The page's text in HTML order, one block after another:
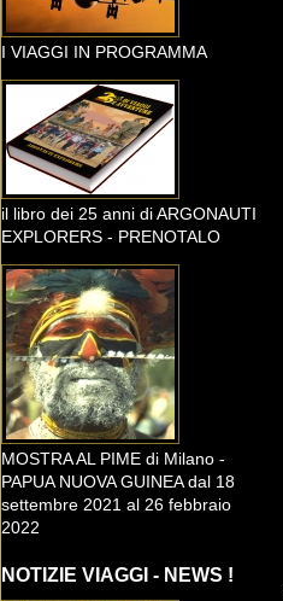
I VIAGGI IN PROGRAMMA
il libro dei 25 anni di ARGONAUTI
EXPLORERS - PRENOTALO
MOSTRA AL PIME di Milano -
PAPUA NUOVA GUINEA dal 18
settembre 2021 al 26 febbraio
2022
NOTIZIE VIAGGI - NEWS !